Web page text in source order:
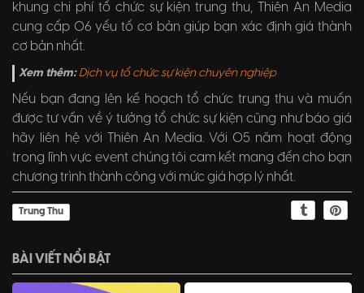
khung chi phí tổ chức sự kiện trung thu, Thiên An Media
cung cấp 06 yếu tố cơ bản giúp bạn xác định giá thành
cơ bản nhất.
Xem thêm: Dịch vụ tổ chức sự kiện chuyên nghiệp
Nếu bạn đang lên kế hoạch tổ chức trung thu và muốn
được tư vấn về ý tưởng tổ chức sự kiện cũng như báo giá
hãy liên hệ với Thiên An Media. Với 05 năm hoạt động
trong lĩnh vực event chúng tôi cam kết mang đến cho bạn
chương trình thành công với mức giá hợp lý nhất.
Trung Thu
BÀI VIẾT NỔI BẬT